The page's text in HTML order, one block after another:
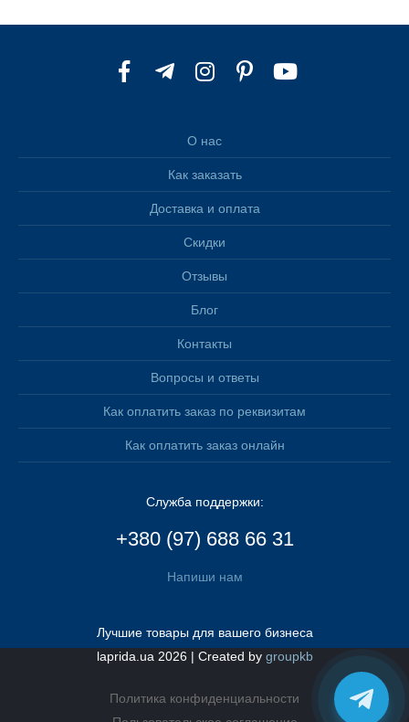
О нас
Как заказать
Доставка и оплата
Скидки
Отзывы
Блог
Контакты
Вопросы и ответы
Как оплатить заказ по реквизитам
Как оплатить заказ онлайн
Служба поддержки:
+380 (97) 688 66 31
Напиши нам
Лучшие товары для вашего бизнеса
laprida.ua 2026 | Created by groupkb
Политика конфиденциальности